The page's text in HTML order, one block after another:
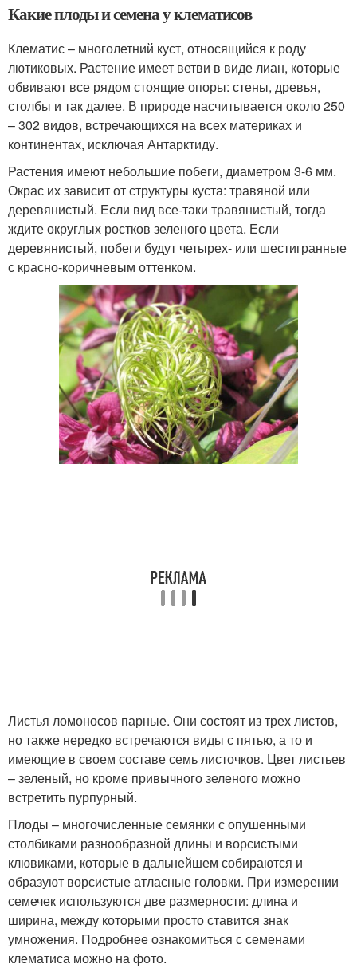
Какие плоды и семена у клематисов
Клематис – многолетний куст, относящийся к роду
лютиковых. Растение имеет ветви в виде лиан, которые
обвивают все рядом стоящие опоры: стены, древья,
столбы и так далее. В природе насчитывается около 250
– 302 видов, встречающихся на всех материках и
континентах, исключая Антарктиду.
Растения имеют небольшие побеги, диаметром 3-6 мм.
Окрас их зависит от структуры куста: травяной или
деревянистый. Если вид все-таки травянистый, тогда
ждите округлых ростков зеленого цвета. Если
деревянистый, побеги будут четырех- или шестигранные
с красно-коричневым оттенком.
Листья ломоносов парные. Они состоят из трех листов,
но также нередко встречаются виды с пятью, а то и
имеющие в своем составе семь листочков. Цвет листьев
– зеленый, но кроме привычного зеленого можно
встретить пурпурный.
Плоды – многочисленные семянки с опушенными
столбиками разнообразной длины и ворсистыми
клювиками, которые в дальнейшем собираются и
образуют ворсистые атласные головки. При измерении
семечек используются две размерности: длина и
ширина, между которыми просто ставится знак
умножения. Подробнее ознакомиться с семенами
клематиса можно на фото.